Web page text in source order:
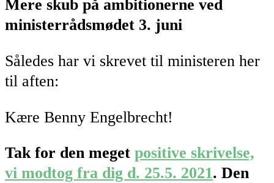
Mere skub på ambitionerne ved
ministerrådsmødet 3. juni
Således har vi skrevet til ministeren her
til aften:
Kære Benny Engelbrecht!
Tak for den meget positive skrivelse,
vi modtog fra dig d. 25.5. 2021. Den